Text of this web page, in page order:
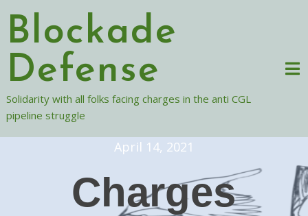
content
Blockade
Defense
Solidarity with all folks facing charges in the anti CGL
pipeline struggle
April 14, 2021
Charges